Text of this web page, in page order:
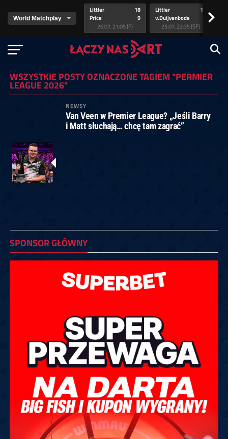
Littler
Price
18
9
26.07, 21:05 (F)
Littler
v.Duijvenbode
17
25.07, 22:35 (SF)
>
WSZYSTKIE POSTY OZNACZONE TAGIEM "PERMIER
LEAGUE 2026"
NEWSY
Van Veen w Premier League? „Jeśli Barry
i Matt słuchają… chcę tam zagrać”
SPONSOR GŁÓWNY